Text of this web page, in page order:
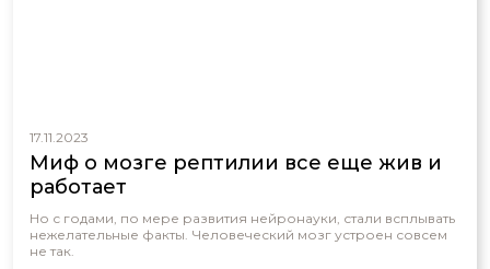
17.11.2023
Миф о мозге рептилии все еще жив и
работает
Но с годами, по мере развития нейронауки, стали всплывать
нежелательные факты. Человеческий мозг устроен совсем
не так.